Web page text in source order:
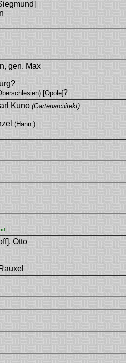
gen. Max
[Opole]?
Kuno (Gartenarchitekt)
(Hann.)
Otto